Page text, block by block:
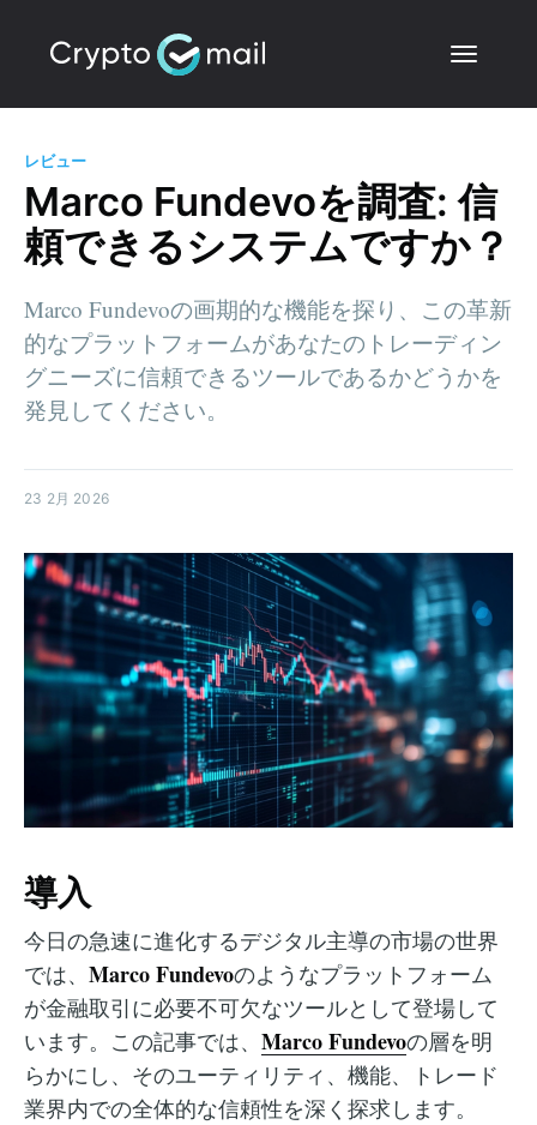
レビュー
Marco Fundevoを調査: 信
頼できるシステムですか？
Marco Fundevoの画期的な機能を探り、この革新
的なプラットフォームがあなたのトレーディン
グニーズに信頼できるツールであるかどうかを
発見してください。
23 2月 2026
導入
今日の急速に進化するデジタル主導の市場の世界
では、 Marco Fundevoのようなプラットフォーム
が金融取引に必要不可欠なツールとして登場して
います。この記事では、 Marco Fundevoの層を明
らかにし、そのユーティリティ、機能、トレード
業界内での全体的な信頼性を深く探求します。